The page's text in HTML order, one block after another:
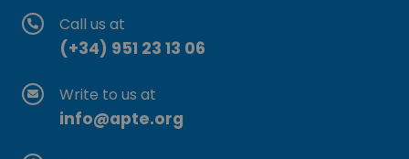
Call us at
(+34) 951 23 13 06
Write to us at
info@apte.org